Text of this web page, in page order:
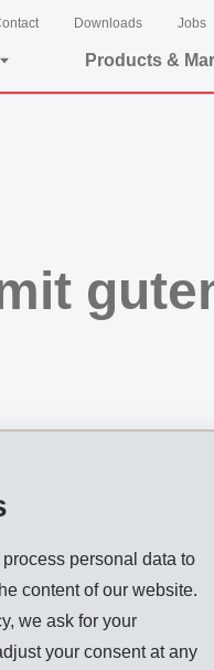
personal data to
content of our website.
we ask for your
your consent at any
Downloads Jobs
Products &
der freien Mittel
1996 insgesamt 5 Mio.